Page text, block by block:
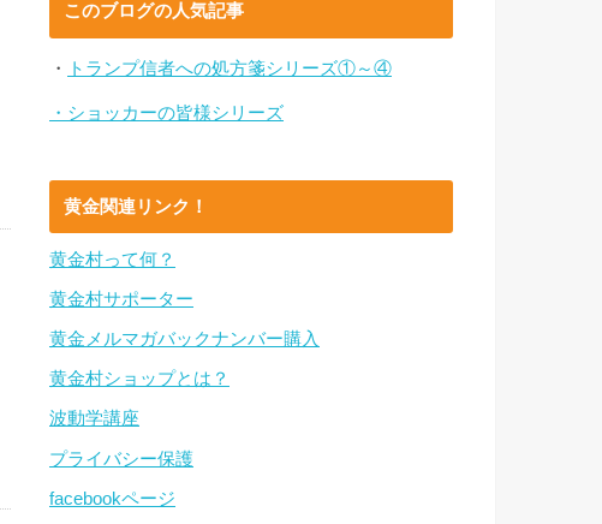
このブログの人気記事
・ トランプ信者への処方箋シリーズ①～④
・ショッカーの皆様シリーズ
黄金関連リンク！
黄金村って何？
黄金村サポーター
黄金メルマガバックナンバー購入
黄金村ショップとは？
波動学講座
プライバシー保護
facebookページ